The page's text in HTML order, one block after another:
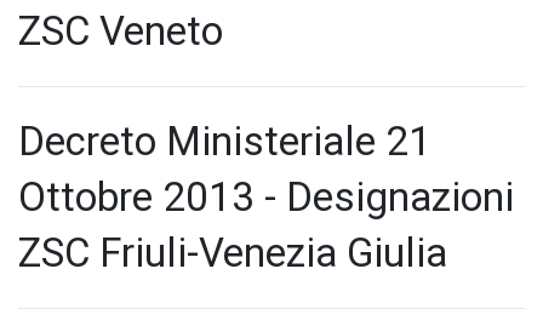
ZSC Veneto
Decreto Ministeriale 21
Ottobre 2013 - Designazioni
ZSC Friuli-Venezia Giulia